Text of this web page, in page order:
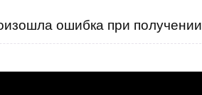
ошибка при